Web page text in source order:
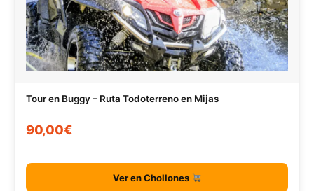
Tour en Buggy – Ruta Todoterreno en Mijas
90,00€
Ver en Chollones